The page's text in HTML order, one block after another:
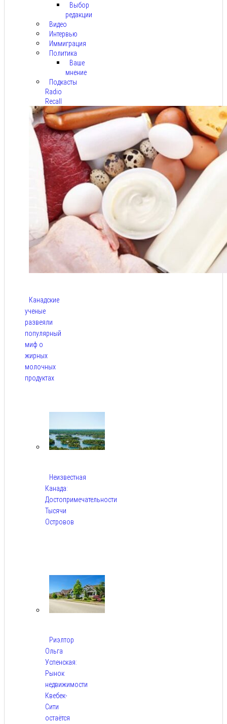
Выбор
редакции
Видео
Интервью
Иммиграция
Политика
Ваше
мнение
Подкасты
Radio
Recall
Канадские
ученые
развеяли
популярный
миф о
жирных
молочных
продуктах
Неизвестная
Канада:
Достопримечательности
Тысячи
Островов
Риэлтор
Ольга
Успенская:
Рынок
недвижимости
Квебек-
Сити
остаётся